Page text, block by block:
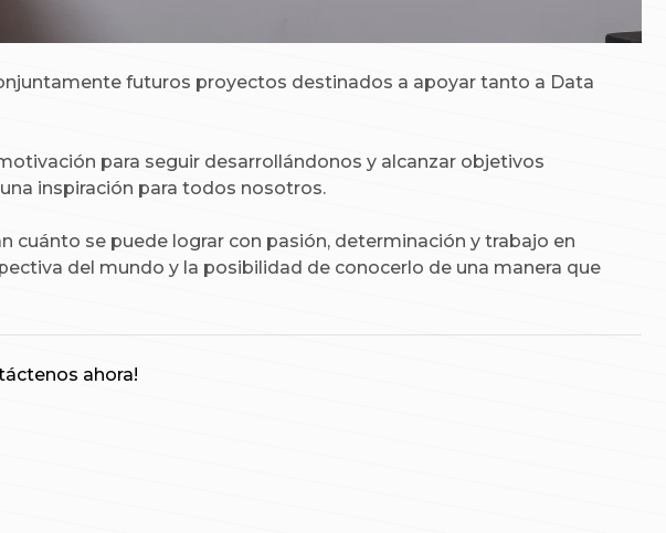
futuros proyectos destinados a apoyar tanto a Data
para seguir desarrollándonos y alcanzar objetivos
inspiración para todos nosotros.
se puede lograr con pasión, determinación y trabajo en
del mundo y la posibilidad de conocerlo de una manera que
ahora!